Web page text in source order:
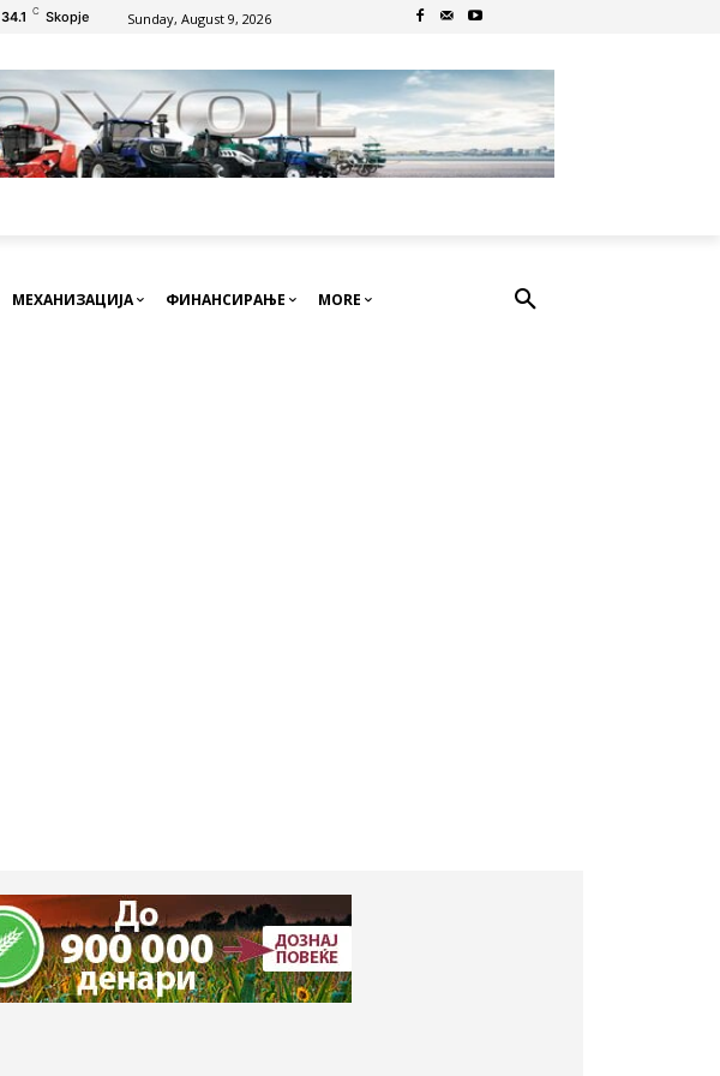
34.1 C Skopje Sunday, August 9, 2026
МЕХАНИЗАЦИЈА ФИНАНСИРАЊЕ MORE